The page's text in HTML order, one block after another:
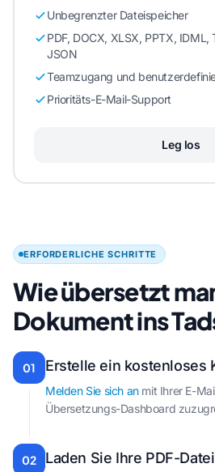
Unbegrenzter Dateispeicher
PDF, DOCX, XLSX, PPTX, IDML,
JSON
Teamzugang und
Prioritäts-E-Mail-Support
Leg los
ERFORDERLICHE SCHRITTE
Wie übersetzt
Dokument ins
01 Erstelle ein kostenloses
Melden Sie sich anmit Ihrer E-
Übersetzungs-Dashboard
02 Laden Sie Ihre PDF-